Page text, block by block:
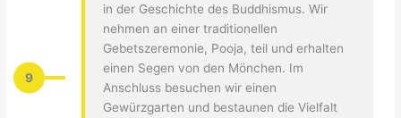
9
in der Geschichte des Buddhismus. Wir
nehmen an einer traditionellen
Gebetszeremonie, Pooja, teil und erhalten
einen Segen von den Mönchen. Im
Anschluss besuchen wir einen
Gewürzgarten und bestaunen die Vielfalt